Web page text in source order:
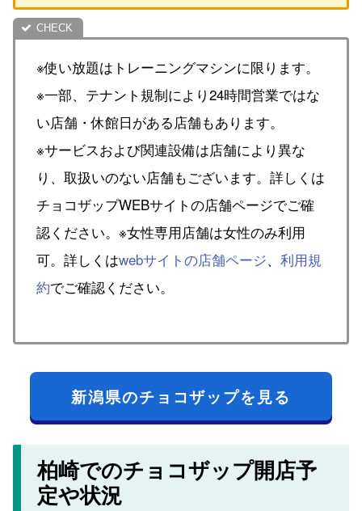
※使い放題はトレーニングマシンに限ります。
※一部、テナント規制により24時間営業ではな
い店舗・休館日がある店舗もあります。
※サービスおよび関連設備は店舗により異な
り、取扱いのない店舗もございます。詳しくは
チョコザップWEBサイトの店舗ページでご確
認ください。※女性専用店舗は女性のみ利用
可。詳しくはwebサイトの店舗ページ、 利用規
約でご確認ください。
新潟県のチョコザップを見る
柏崎でのチョコザップ開店予
定や状況